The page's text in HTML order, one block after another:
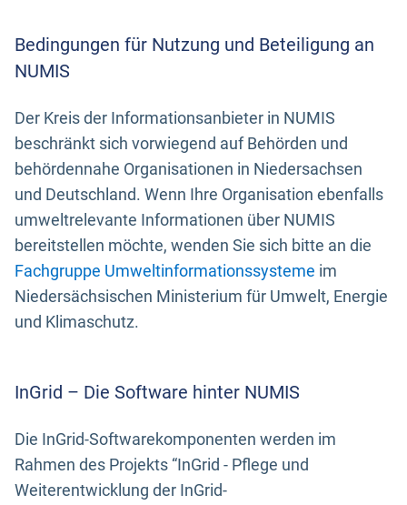
Bedingungen für Nutzung und Beteiligung an
NUMIS
Der Kreis der Informationsanbieter in NUMIS
beschränkt sich vorwiegend auf Behörden und
behördennahe Organisationen in Niedersachsen
und Deutschland. Wenn Ihre Organisation ebenfalls
umweltrelevante Informationen über NUMIS
bereitstellen möchte, wenden Sie sich bitte an die
Fachgruppe Umweltinformationssysteme im
Niedersächsischen Ministerium für Umwelt, Energie
und Klimaschutz.
InGrid – Die Software hinter NUMIS
Die InGrid-Softwarekomponenten werden im
Rahmen des Projekts “InGrid - Pflege und
Weiterentwicklung der InGrid-